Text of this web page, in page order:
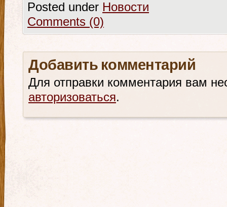
Posted under Новости
Comments (0)
Добавить комментарий
Для отправки комментария вам
авторизоваться.